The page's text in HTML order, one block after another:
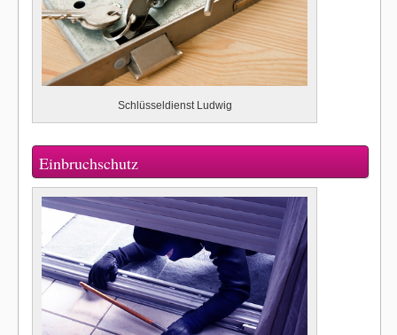
Schlüsseldienst Ludwig
Einbruchschutz